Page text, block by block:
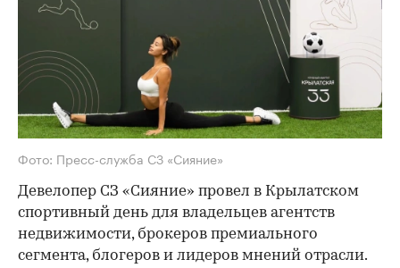
Фото: Пресс-служба СЗ «Сияние»
Девелопер СЗ «Сияние» провел в Крылатском
спортивный день для владельцев агентств
недвижимости, брокеров премиального
сегмента, блогеров и лидеров мнений отрасли.